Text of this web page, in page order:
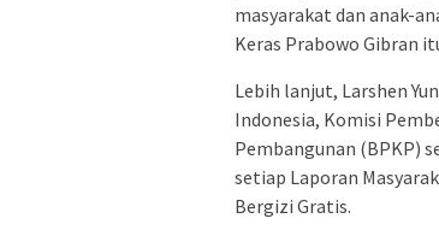
masyarakat dan anak-
Keras Prabowo Gibran
Lebih lanjut, Larshen
Indonesia, Komisi
Pembangunan (BPKP)
setiap Laporan
Bergizi Gratis.